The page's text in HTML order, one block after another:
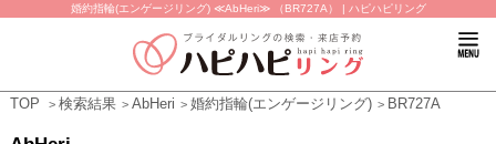
婚約指輪(エンゲージリング) ≪AbHeri≫ （BR727A） | ハピハピリング
TOP 検索結果 AbHeri 婚約指輪(エンゲージリング) BR727A